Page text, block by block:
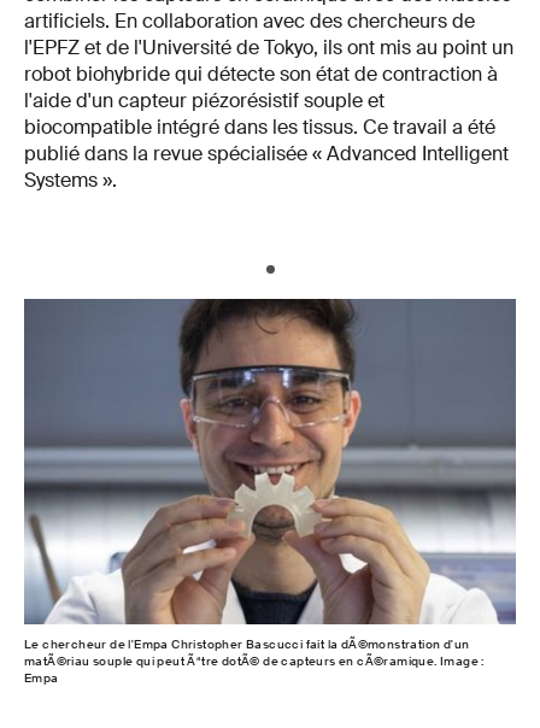
artificiels. En collaboration avec des chercheurs de
l'EPFZ et de l'Université de Tokyo, ils ont mis au point un
robot biohybride qui détecte son état de contraction à
l'aide d'un capteur piézorésistif souple et
biocompatible intégré dans les tissus. Ce travail a été
publié dans la revue spécialisée « Advanced Intelligent
Systems ».
Le chercheur de l'Empa Christopher Bascucci fait la dÃ©monstration d'un
matÃ©riau souple qui peut Ãªtre dotÃ© de capteurs en cÃ©ramique. Image :
Empa